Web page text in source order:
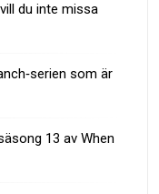
du inte missa
som är
13 av When